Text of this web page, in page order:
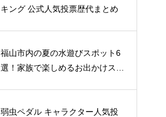
キング 公式人気投票歴代まとめ
福山市内の夏の水遊びスポット6
選！家族で楽しめるお出かけスポ
弱虫ペダル キャラクター人気投